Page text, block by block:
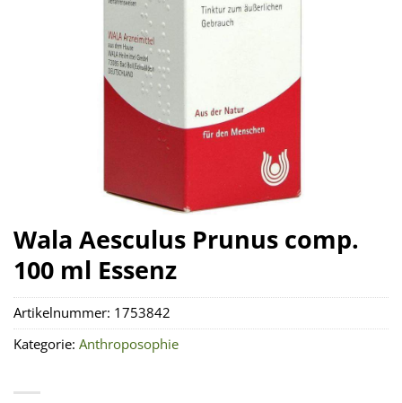
Wala Aesculus Prunus comp.
100 ml Essenz
Artikelnummer: 1753842
Kategorie: Anthroposophie